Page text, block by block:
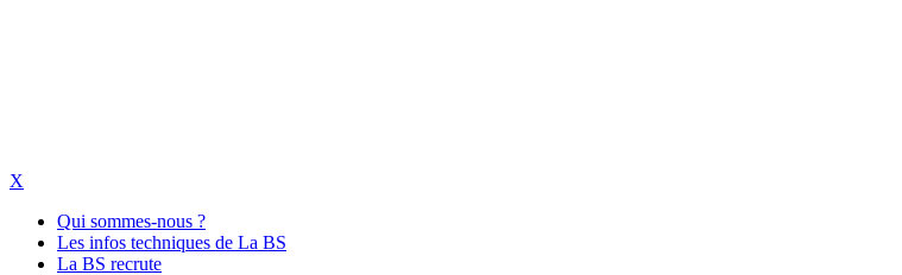
X
Qui sommes-nous ?
Les infos techniques de La BS
La BS recrute